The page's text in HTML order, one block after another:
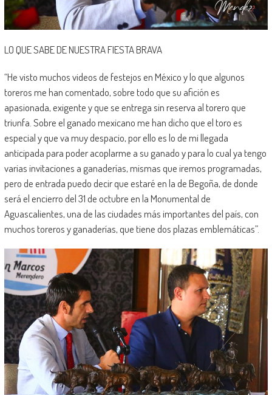
LO QUE SABE DE NUESTRA FIESTA BRAVA
“He visto muchos videos de festejos en México y lo que algunos
toreros me han comentado, sobre todo que su afición es
apasionada, exigente y que se entrega sin reserva al torero que
triunfa. Sobre el ganado mexicano me han dicho que el toro es
especial y que va muy despacio, por ello es lo de mi llegada
anticipada para poder acoplarme a su ganado y para lo cual ya tengo
varias invitaciones a ganaderías, mismas que iremos programadas,
pero de entrada puedo decir que estaré en la de Begoña, de donde
será el encierro del 31 de octubre en la Monumental de
Aguascalientes, una de las ciudades más importantes del país, con
muchos toreros y ganaderías, que tiene dos plazas emblemáticas”.